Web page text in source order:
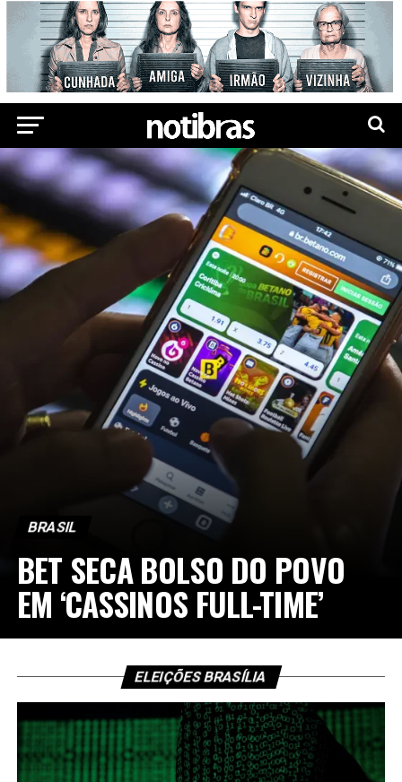
BRASIL
BET SECA BOLSO DO POVO
EM ‘CASSINOS FULL-TIME’
ELEIÇÕES BRASÍLIA